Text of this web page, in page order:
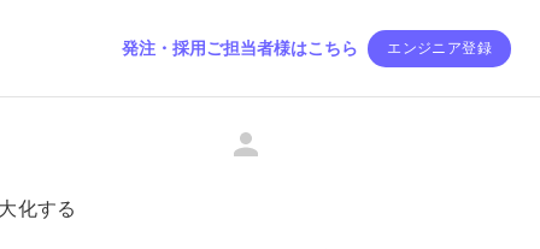
発注・採用ご担当者様はこちら エンジニア登録
化する